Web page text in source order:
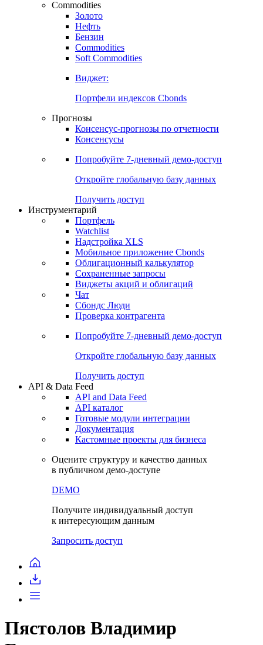
Commodities
Золото
Нефть
Бензин
Commodities
Soft Commodities
Виджет:
Портфели индексов Cbonds
Прогнозы
Консенсус-прогнозы по отчетности
Консенсусы
Попробуйте 7-дневный демо-доступ
Откройте глобальную базу данных
Получить доступ
Инструментарий
Портфель
Watchlist
Надстройка XLS
Мобильное приложение Cbonds
Облигационный калькулятор
Сохраненные запросы
Виджеты акций и облигаций
Чат
Сбондс Люди
Проверка контрагента
Попробуйте 7-дневный демо-доступ
Откройте глобальную базу данных
Получить доступ
API & Data Feed
API and Data Feed
API каталог
Готовые модули интеграции
Документация
Кастомные проекты для бизнеса
Оцените структуру и качество данных
в публичном демо-доступе
DEMO
Получите индивидуальный доступ
к интересующим данным
Запросить доступ
Пястолов Владимир